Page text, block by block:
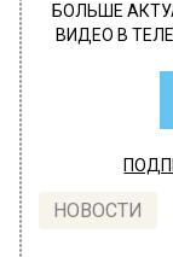
БОЛЬШЕ
ВИДЕО В
НОВОСТИ